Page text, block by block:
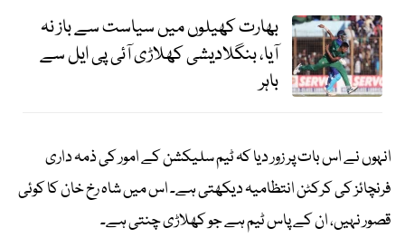
بھارت کھیلوں میں سیاست سے باز نہ
آیا، بنگلادیشی کھلاڑی آئی پی ایل سے
باہر
انہوں نے اس بات پر زور دیا کہ ٹیم سلیکشن کے امور کی ذمہ داری
فرنچائز کی کرکٹن انتظامیہ دیکھتی ہے۔ اس میں شاہ رخ خان کا کوئی
قصور نہیں، ان کے پاس ٹیم ہے جو کھلاڑی چنتی ہے۔